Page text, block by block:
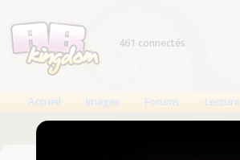
461 connectés
Accueil Images Forums Lecture